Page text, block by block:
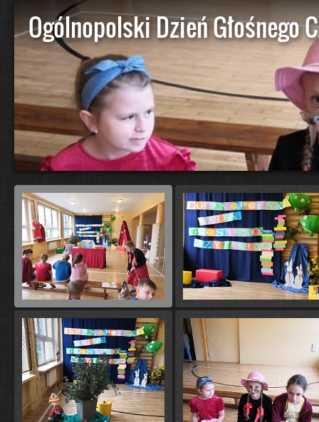
Ogólnopolski Dzień Głośnego